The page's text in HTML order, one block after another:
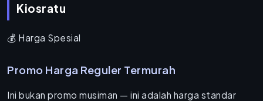
Kiosratu
💰 Harga Spesial
Promo Harga Reguler Termurah
Ini bukan promo musiman — ini adalah harga standar